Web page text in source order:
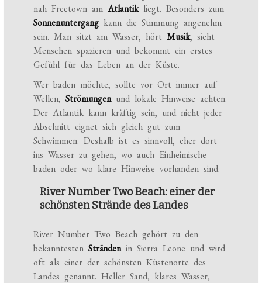
nah Freetown amAtlantikliegt. Besonders zum
Sonnenuntergang kann die Stimmung angenehm
sein. Man sitzt am Wasser, hörtMusik, sieht
Menschen spazieren und bekommt ein erstes
Gefühl für das Leben an der Küste.
Wer baden möchte, sollte vor Ort immer auf
Wellen,Strömungenund lokale Hinweise achten.
Der Atlantik kann kräftig sein, und nicht jeder
Abschnitt eignet sich gleich gut zum
Schwimmen. Deshalb ist es sinnvoll, eher dort
ins Wasser zu gehen, wo auch Einheimische
baden oder wo klare Hinweise vorhanden sind.
River Number Two Beach: einer der
schönsten Strände des Landes
River Number Two Beach gehört zu den
bekanntestenSträndenin Sierra Leone und wird
oft als einer der schönsten Küstenorte des
Landes genannt. Heller Sand, klares Wasser,